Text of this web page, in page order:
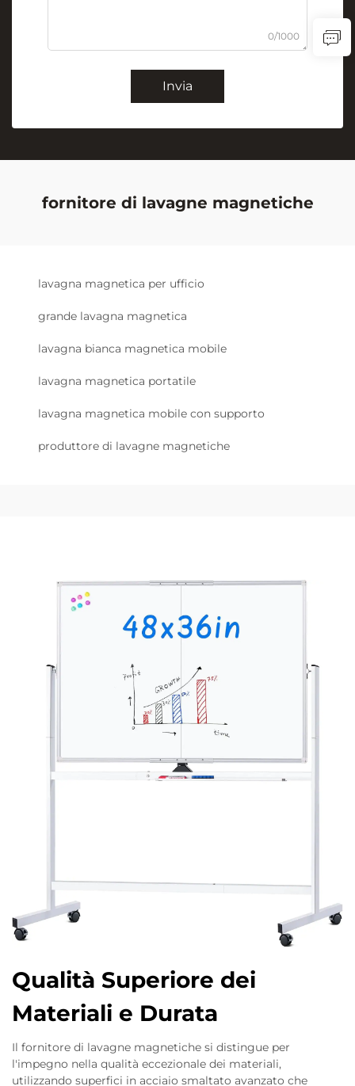
0/1000
Invia
fornitore di lavagne magnetiche
lavagna magnetica per ufficio
grande lavagna magnetica
lavagna bianca magnetica mobile
lavagna magnetica portatile
lavagna magnetica mobile con supporto
produttore di lavagne magnetiche
Qualità Superiore dei
Materiali e Durata
Il fornitore di lavagne magnetiche si distingue per
l'impegno nella qualità eccezionale dei materiali,
utilizzando superfici in acciaio smaltato avanzato che